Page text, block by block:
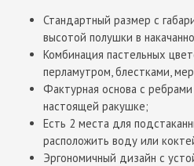
Стандартный размер с
высотой полушки в
Комбинация пастельных
перламутром, блестками,
Фактурная основа с
настоящей ракушке;
Есть 2 места для
расположить воду или
Эргономичный дизайн с